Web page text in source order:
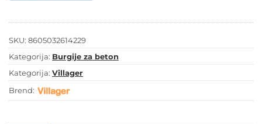
12X260
količina
SKU: 8605032614229
Kategorija: Burgije za beton
Kategorija: Villager
Brend: